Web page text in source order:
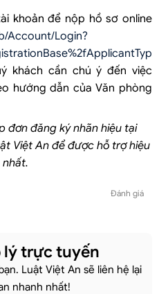
khoản để nộp hồ sơ online
Account/Login?
khách cần chú ý đến việc
hướng dẫn của Văn phòng
đơn đăng ký nhãn hiệu tại
Việt An để được hỗ trợ hiệu
Đánh giá
lý trực tuyến
Luật Việt An sẽ liên hệ lại
nhanh nhất!